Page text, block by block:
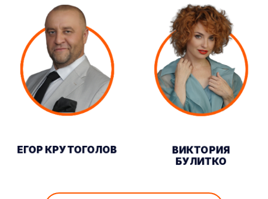
ЕГОР КРУТОГОЛОВ
ВИКТОРИЯ
БУЛИТКО